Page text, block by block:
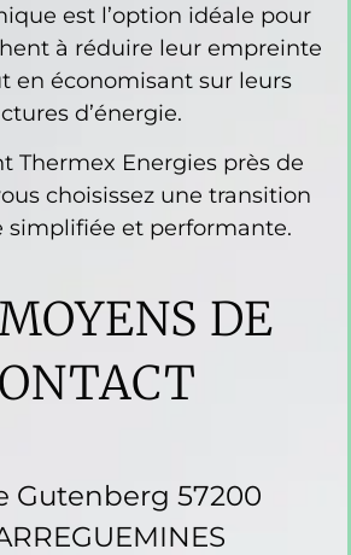
est l’option idéale pour
à réduire leur empreinte
en économisant sur leurs
d’énergie.
Thermex Energies près de
choisissez une transition
simplifiée et performante.
DE
Gutenberg 57200